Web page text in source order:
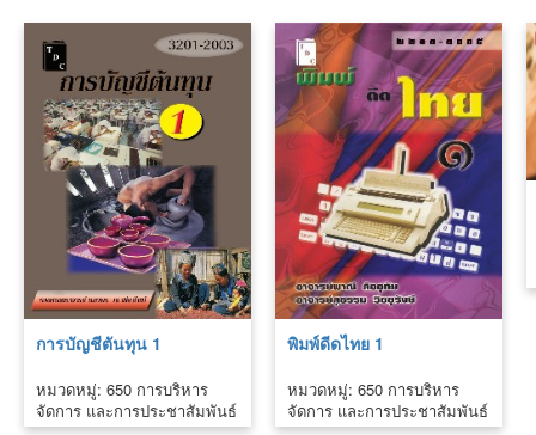
การบัญชีตันทุน 1
หมวดหมู่: 650 การบริหาร
จัดการ และการประชาสัมพันธ์
พิมพ์ดีดไทย 1
หมวดหมู่: 650 การบริหาร
จัดการ และการประชาสัมพันธ์